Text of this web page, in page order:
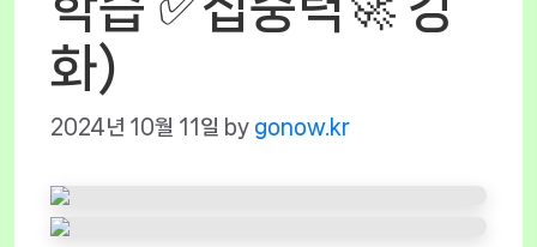
화)
2024년 10월 11일 by gonow.kr